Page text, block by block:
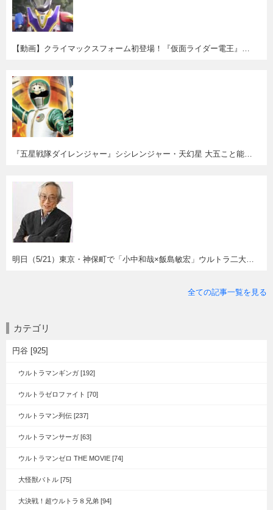
【動画】クライマックスフォーム初登場！『仮面ライダー電王』第１話＆２８話無料配信。
『五星戦隊ダイレンジャー』シシレンジャー・天幻星 大五こと能見達也さん逝去。
明日（5/21）東京・神保町で「小中和哉×飯島敏宏」ウルトラ二大監督対談イベント！
全ての記事一覧を見る
カテゴリ
円谷 [925]
ウルトラマンギンガ [192]
ウルトラゼロファイト [70]
ウルトラマン列伝 [237]
ウルトラマンサーガ [63]
ウルトラマンゼロ THE MOVIE [74]
大怪獣バトル [75]
大決戦！超ウルトラ８兄弟 [94]